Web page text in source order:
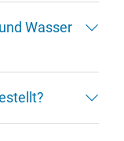
Wasser